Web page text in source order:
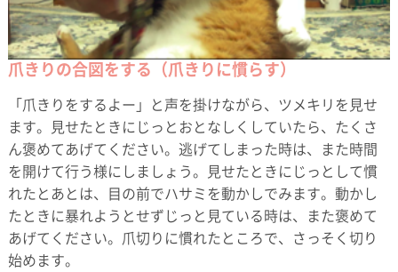
爪きりの合図をする（爪きりに慣らす）
「爪きりをするよー」と声を掛けながら、ツメキリを見せ
ます。見せたときにじっとおとなしくしていたら、たくさ
ん褒めてあげてください。逃げてしまった時は、また時間
を開けて行う様にしましょう。見せたときにじっとして慣
れたとあとは、目の前でハサミを動かしでみます。動かし
たときに暴れようとせずじっと見ている時は、また褒めて
あげてください。爪切りに慣れたところで、さっそく切り
始めます。